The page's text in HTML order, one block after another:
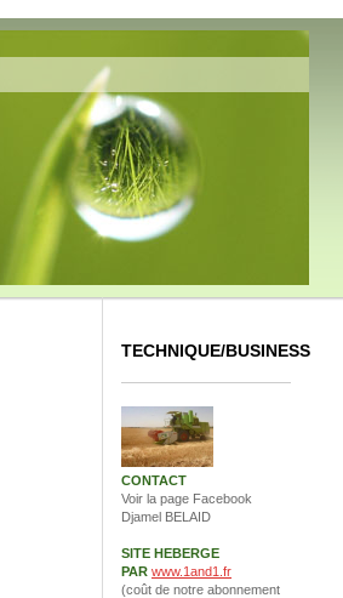
TECHNIQUE/BUSINESS
CONTACT
Voir la page Facebook
Djamel BELAID
SITE HEBERGE
PAR www.1and1.fr
(coût de notre abonnement